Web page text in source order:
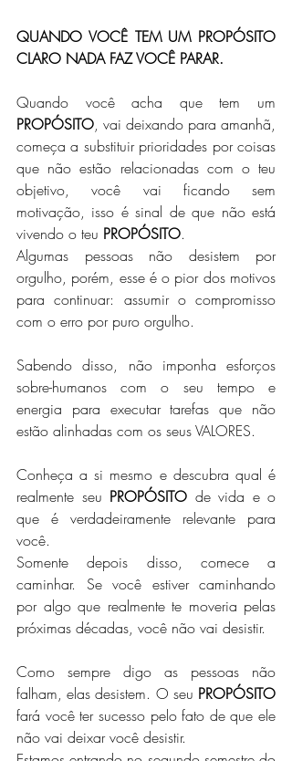
QUANDO VOCÊ TEM UM PROPÓSITO
CLARO NADA FAZ VOCÊ PARAR.
PROPÓSITO, vai deixando para amanhã,
começa a substituir prioridades por coisas
que não estão relacionadas com o teu
objetivo, você vai ficando sem
motivação, isso é sinal de que não está
vivendo o teu PROPÓSITO.
Algumas pessoas não desistem por
orgulho, porém, esse é o pior dos motivos
para continuar: assumir o compromisso
com o erro por puro orgulho.
Sabendo disso, não imponha esforços
sobre-humanos com o seu tempo e
energia para executar tarefas que não
estão alinhadas com os seus VALORES.
Conheça a si mesmo e descubra qual é
realmente seu PROPÓSITO de vida e o
que é verdadeiramente relevante para
você.
Somente depois disso, comece a
caminhar. Se você estiver caminhando
por algo que realmente te moveria pelas
próximas décadas, você não vai desistir.
Como sempre digo as pessoas não
falham, elas desistem. O seu PROPÓSITO
fará você ter sucesso pelo fato de que ele
não vai deixar você desistir.